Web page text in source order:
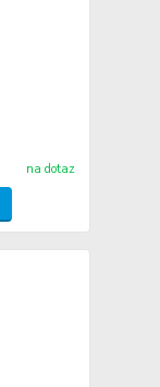
na dotaz